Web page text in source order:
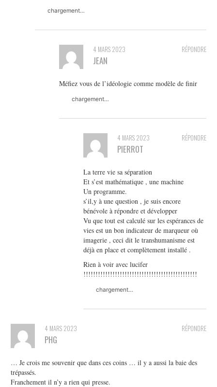
chargement…
RÉPONDRE
4 MARS 2023
JEAN
Méfiez vous de l’idéologie comme modèle de finir
chargement…
RÉPONDRE
4 MARS 2023
PIERROT
La terre vie sa séparation
Et s’est mathématique , une machine
Un programme.
s’il,y à une question , je suis encore
bénévole à répondre et développer
Vu que tout est calculé sur les espérances de
vies est un bon indicateur de marqueur où
imagerie , ceci dit le transhumanisme est
déjà en place et complètement installé .
Rien à voir avec lucifer
!!!!!!!!!!!!!!!!!!!!!!!!!!!!!!!!!!!!!!!!!!!!!!!
chargement…
RÉPONDRE
4 MARS 2023
PHG
… Je crois me souvenir que dans ces coins … il y a aussi la baie des
trépassés.
Franchement il n’y a rien qui presse.